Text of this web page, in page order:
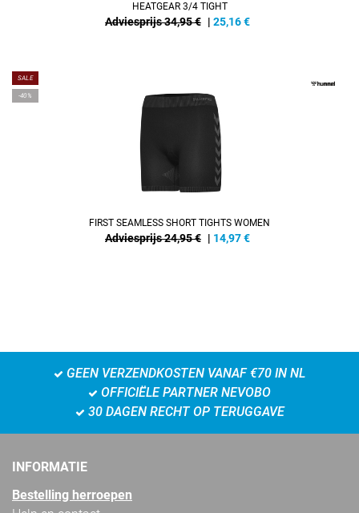
HEATGEAR 3/4 TIGHT
Adviesprijs 34,95 € | 25,16€
SALE
-40%
FIRST SEAMLESS SHORT TIGHTS WOMEN
Adviesprijs 24,95 € | 14,97€
GEEN VERZENDKOSTEN VANAF €70 IN NL
OFFICIËLE PARTNER NEVOBO
30 DAGEN RECHT OP TERUGGAVE
INFORMATIE
Bestelling herroepen